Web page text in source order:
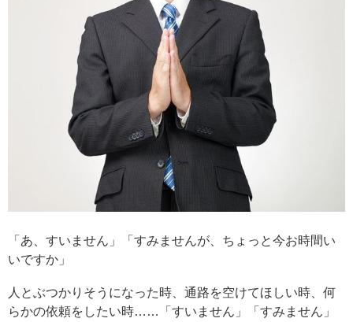
「あ、すいません」「すみませんが、ちょっと今お時間い
いですか」
人とぶつかりそうになった時、通路を空けてほしい時、何
らかの依頼をしたい時……「すいません」「すみません」